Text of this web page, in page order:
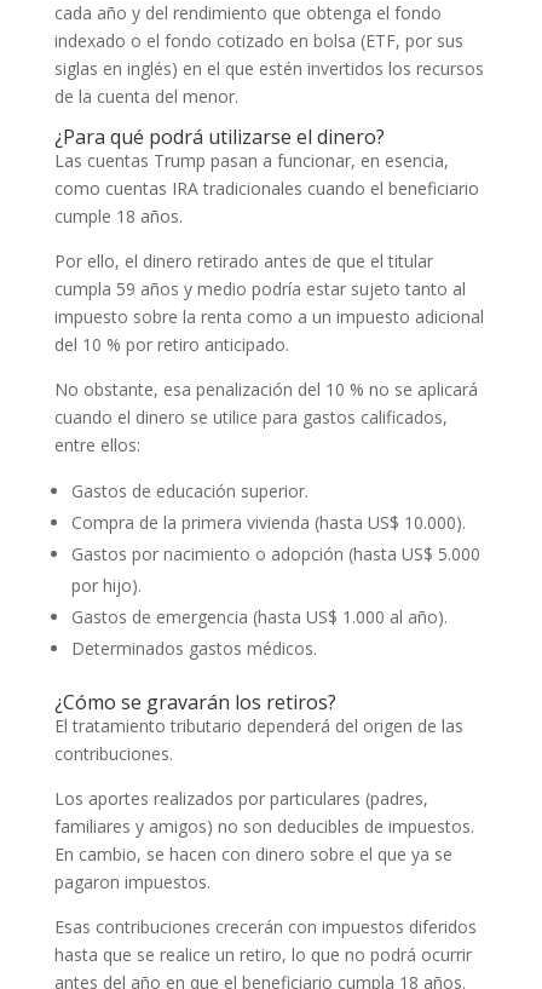
cada año y del rendimiento que obtenga el fondo
indexado o el fondo cotizado en bolsa (ETF, por sus
siglas en inglés) en el que estén invertidos los recursos
de la cuenta del menor.
¿Para qué podrá utilizarse el dinero?
Las cuentas Trump pasan a funcionar, en esencia,
como cuentas IRA tradicionales cuando el beneficiario
cumple 18 años.
Por ello, el dinero retirado antes de que el titular
cumpla 59 años y medio podría estar sujeto tanto al
impuesto sobre la renta como a un impuesto adicional
del 10 % por retiro anticipado.
No obstante, esa penalización del 10 % no se aplicará
cuando el dinero se utilice para gastos calificados,
entre ellos:
Gastos de educación superior.
Compra de la primera vivienda (hasta US$ 10.000).
Gastos por nacimiento o adopción (hasta US$ 5.000
por hijo).
Gastos de emergencia (hasta US$ 1.000 al año).
Determinados gastos médicos.
¿Cómo se gravarán los retiros?
El tratamiento tributario dependerá del origen de las
contribuciones.
Los aportes realizados por particulares (padres,
familiares y amigos) no son deducibles de impuestos.
En cambio, se hacen con dinero sobre el que ya se
pagaron impuestos.
Esas contribuciones crecerán con impuestos diferidos
hasta que se realice un retiro, lo que no podrá ocurrir
antes del año en que el beneficiario cumpla 18 años.